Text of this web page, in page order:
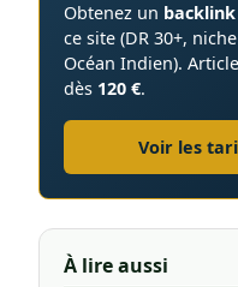
Obtenez un
ce site (DR 30+,
Océan Indien).
dès 120 €.
Voir les
À lire aussi